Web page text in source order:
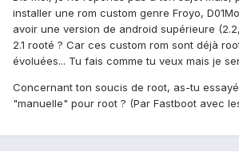
installer une rom custom genre Froyo,
avoir une version de android supérieure
2.1 rooté ? Car ces custom rom sont déjà
évoluées... Tu fais comme tu veux mais je
Concernant ton soucis de root, as-tu
"manuelle" pour root ? (Par Fastboot avec